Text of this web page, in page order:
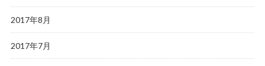
2017年8月
2017年7月